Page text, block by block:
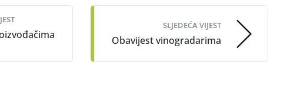
SLJEDEĆA VIJEST
Obavijest vinogradarima